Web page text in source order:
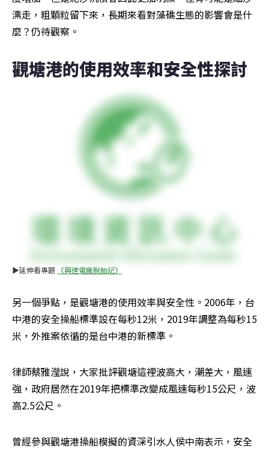
漂走，粗顆粒留下來，長期來看對藻礁生態的影響會是什
麼？仍待觀察。
觀塘港的使用效率和安全性探討
▶延伸看專題 《興達電廠脫胎記》
另一個爭點，是觀塘港的使用效率與安全性。2006年，台
中港的安全操船標準設在每秒12米，2019年調整為每秒15
米，外推案依循的是台中港的新標準。
律師蔡雅瀅說，大家批評觀塘這裡波高大，潮差大，風速
強，政府居然在2019年把標準改變成風速每秒15公尺，波
高2.5公尺。
曾經參與觀塘港操船模擬的資深引水人侯中南表示，安全